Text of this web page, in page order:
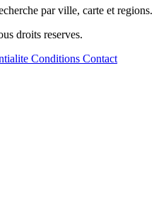
par ville, carte et regions.
droits reserves.
Conditions Contact